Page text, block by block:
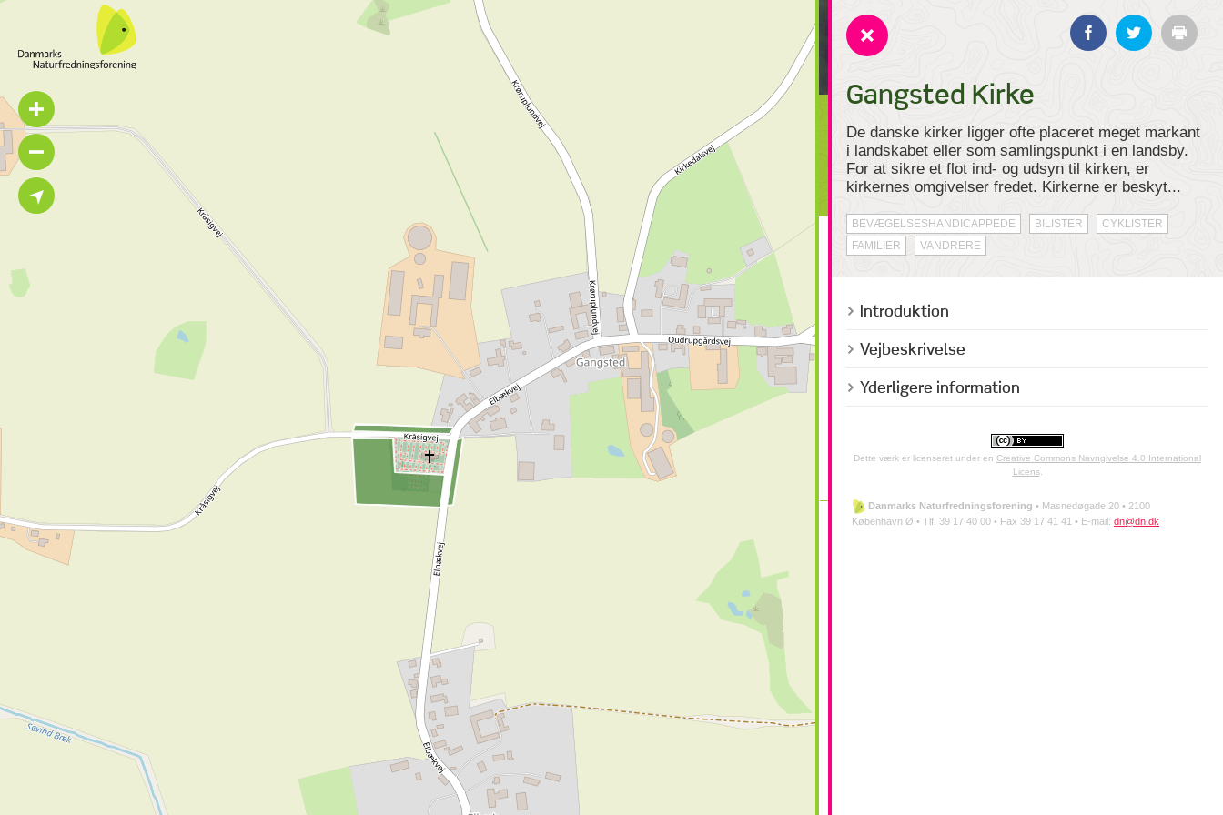
Gangsted Kirke
De danske kirker ligger ofte placeret meget markant
i landskabet eller som samlingspunkt i en landsby.
For at sikre et flot ind- og udsyn til kirken, er
kirkernes omgivelser fredet. Kirkerne er beskyt...
BEVÆGELSESHANDICAPPEDE BILISTER
CYKLISTER
FAMILIER
VANDRERE
Introduktion
Vejbeskrivelse
Yderligere information
Dette værk er licenseret under enCreative Commons Navngivelse 4.0 International
Licens.
Danmarks Naturfredningsforening • Masnedøgade 20 • 2100
København Ø • Tlf. 39 17 40 00 • Fax 39 17 41 41 • E-mail:dn@dn.dk